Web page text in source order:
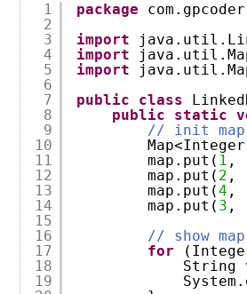
1
2
3
4
5
6
7
8
9
10
11
12
13
14
15
16
17
18
19
package
import
import
import
public
class
public
static
// init map
map.put( 1 ,
map.put( 2 ,
map.put(4 ,
map.put( 3 ,
// show
for
String